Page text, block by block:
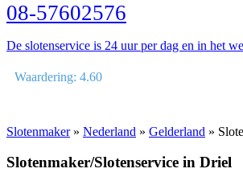
08-57602576
De slotenservice is 24 uur per dag en in het
Waardering: 4.60
Slotenmaker» Nederland » Gelderland »
Slotenmaker/Slotenservice in Driel